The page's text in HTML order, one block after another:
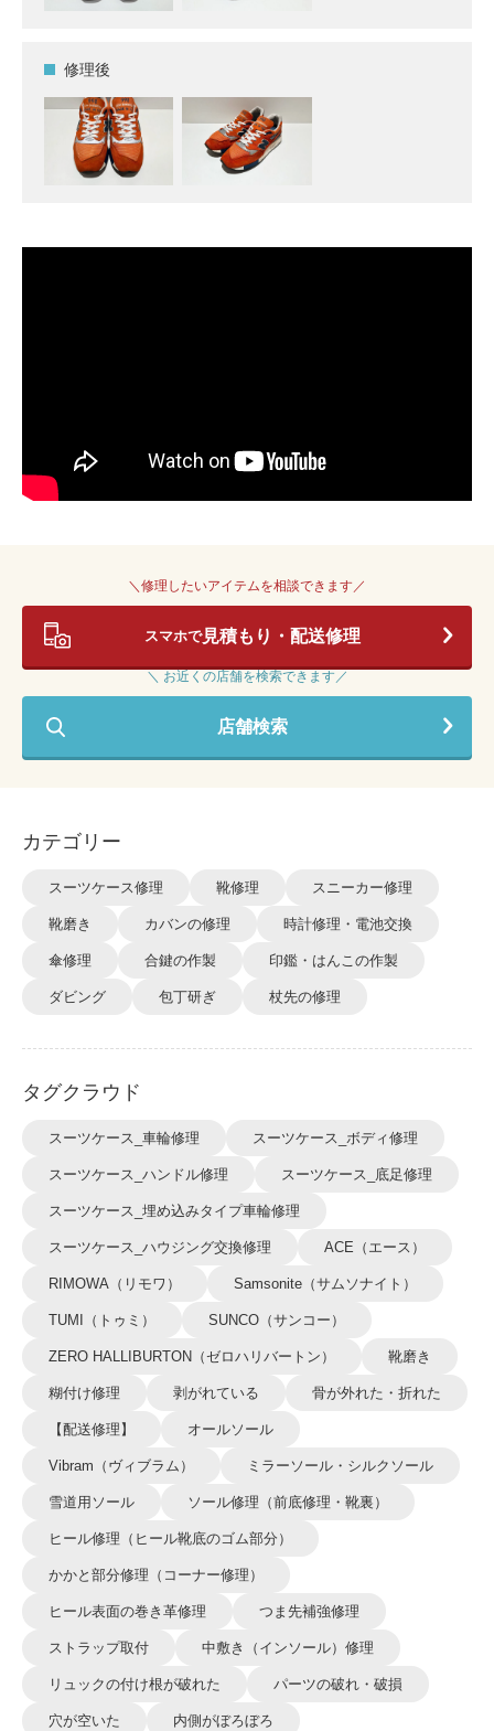
修理後
＼修理したいアイテムを相談できます／
スマホで見積もり・配送修理
＼ お近くの店舗を検索できます／
店舗検索
カテゴリー
スーツケース修理 靴修理 スニーカー修理
靴磨き カバンの修理 時計修理・電池交換
傘修理 合鍵の作製 印鑑・はんこの作製
ダビング 包丁研ぎ 杖先の修理
タグクラウド
スーツケース_車輪修理 スーツケース_ボディ修理
スーツケース_ハンドル修理 スーツケース_底足修理
スーツケース_埋め込みタイプ車輪修理
スーツケース_ハウジング交換修理 ACE（エース）
RIMOWA（リモワ） Samsonite（サムソナイト）
TUMI（トゥミ） SUNCO（サンコー）
ZERO HALLIBURTON（ゼロハリバートン） 靴磨き
糊付け修理 剥がれている 骨が外れた・折れた
【配送修理】 オールソール
Vibram（ヴィブラム） ミラーソール・シルクソール
雪道用ソール ソール修理（前底修理・靴裏）
ヒール修理（ヒール靴底のゴム部分）
かかと部分修理（コーナー修理）
ヒール表面の巻き革修理 つま先補強修理
ストラップ取付 中敷き（インソール）修理
リュックの付け根が破れた パーツの破れ・破損
穴が空いた 内側がぼろぼろ